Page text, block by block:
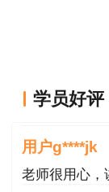
学员好评
用户cd****18
用户g****jk
老师很用心，